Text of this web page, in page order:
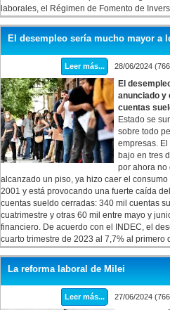
laborales, el Régimen de Fomento de
sectores con mayor espalda económica y
dinámicos aún en crisis (petróleo, minería y
el mundo para aplicar a proyectos a los
estímulo.
El desempleo sería mucho mayor a
Leer más... 28/06/2024
El
anunciado y
cuentas
Estado se
sobre todo
empresas.
bajo en tres
por ahora no
alcanzado un piso, ya hizo caer el
2001 y está provocando una fuerte caída
cuentas sueldo cerradas: 340 mil cuentas
cuatrimestre y otras 60 mil entre mayo y
financiero. De acuerdo con el INDEC, el
cuarto trimestre de 2023 al 7,7% al primero
La reforma laboral de Milei
Leer más... 27/06/2024